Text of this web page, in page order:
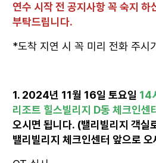
연수 시작 전 공지사항 꼭 숙지 하
부탁드립니다.
*도착 지연 시 꼭 미리 전화 주시
1. 2024년 11월 16일 토요일 14
리조트 힐스빌리지 D동 체크인센
오시면 됩니다. (밸리빌리지 객실
밸리빌리지 체크인센터 앞으로